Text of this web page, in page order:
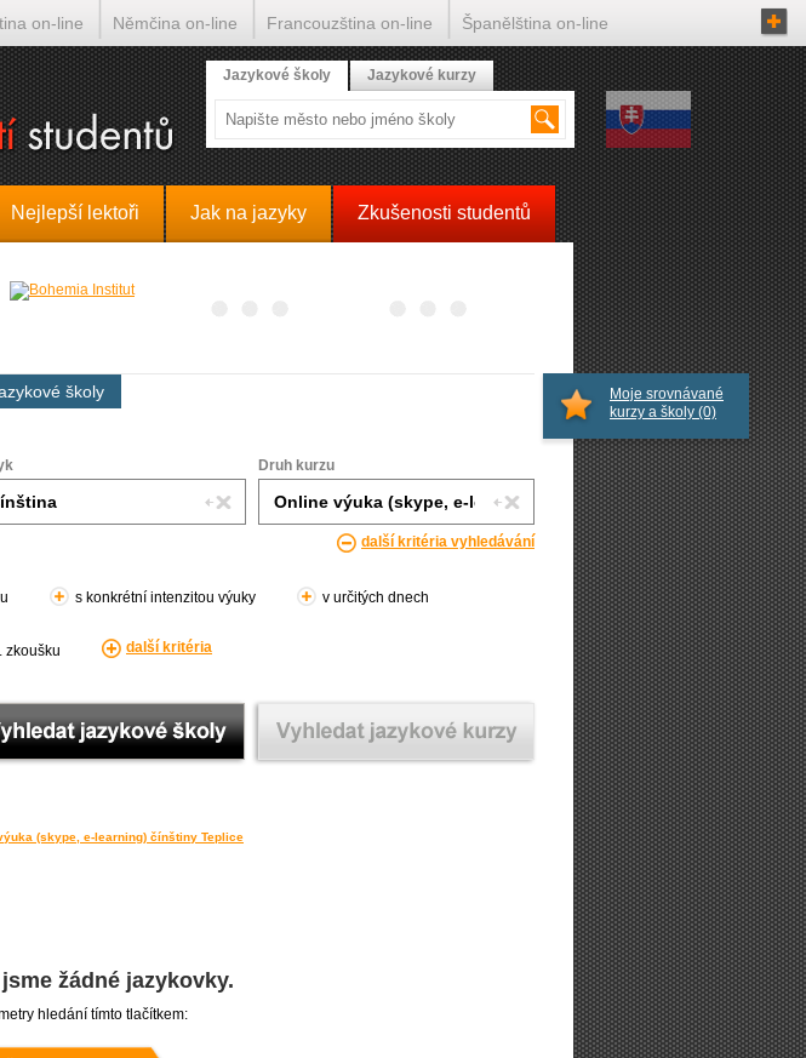
Nejlepší lektoři Jak na jazyky Zkušenosti studentů
školy
Druh kurzu
další kritéria vyhledávání
s konkrétní intenzitou výuky v určitých dnech
zkoušku další kritéria
(skype, e-learning) čínštiny Teplice
žádné jazykovky.
hledání tímto tlačítkem:
Moje srovnávané
kurzy a školy (0)
Jazykové školy Jazykové kurzy
on-line Němčina on-line Francouzština on-line Španělština on-line